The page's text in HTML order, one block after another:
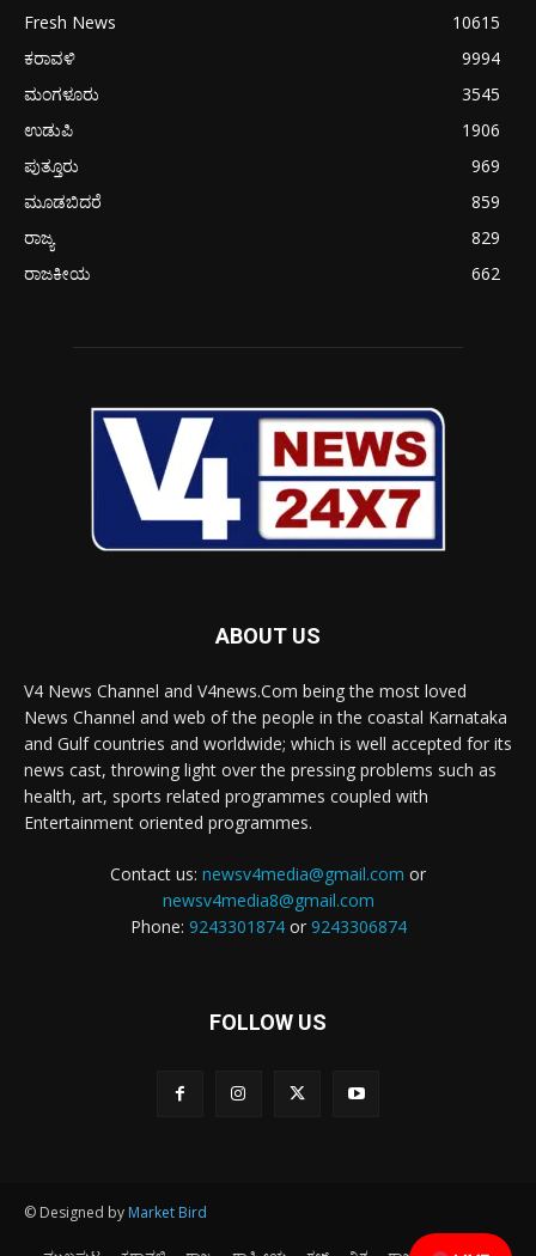
Fresh News
10615
ಕರಾವಳಿ
9994
ಮಂಗಳೂರು
3545
ಉಡುಪಿ
1906
ಪುತ್ತೂರು
969
ಮೂಡಬಿದರೆ
859
ರಾಜ್ಯ
829
ರಾಜಕೀಯ
662
ABOUT US
V4 News Channel and V4news.Com being the most loved
News Channel and web of the people in the coastal Karnataka
and Gulf countries and worldwide; which is well accepted for its
news cast, throwing light over the pressing problems such as
health, art, sports related programmes coupled with
Entertainment oriented programmes.
Contact us: newsv4media@gmail.com or
newsv4media8@gmail.com
Phone: 9243301874or 9243306874
FOLLOW US
© Designed by Market Bird